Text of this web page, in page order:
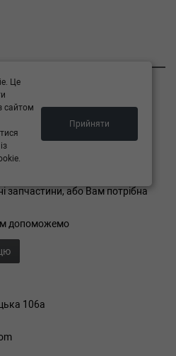
запчастини, або Вам потрібна
допоможемо
106а
Це
сайтом
Прийняти